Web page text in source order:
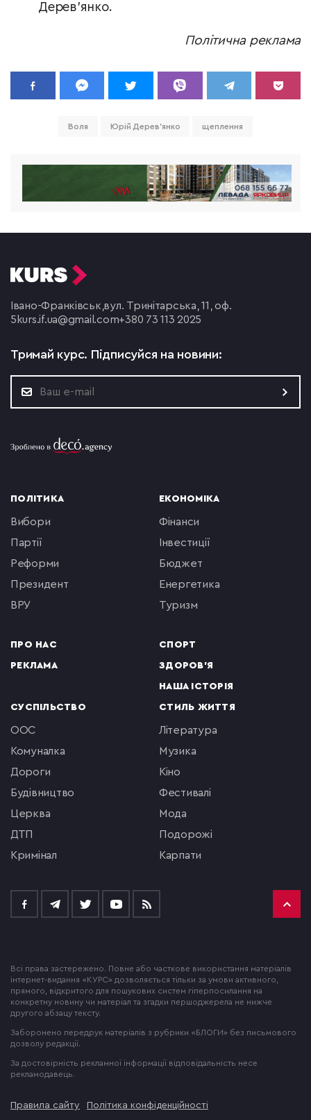
Дерев’янко.
Політична реклама
Воля Юрій Дерев'янко щеплення
Івано-Франківськ,вул. Тринітарська, 11, оф.
5 kurs.if.ua@gmail.com+380 73 113 2025
Тримай курс. Підписуйся на новини:
ПОЛІТИКА
вибори
партії
реформи
президент
ВРУ
ПРО НАС
РЕКЛАМА
ЕКОНОМІКА
фінанси
інвестиції
бюджет
енергетика
туризм
СПОРТ
ЗДОРОВ'Я
НАША ІСТОРІЯ
СУСПІЛЬСТВО
ООС
комуналка
Дороги
будівництво
церква
ДТП
кримінал
СТИЛЬ ЖИТТЯ
література
музика
кіно
фестивалі
мода
подорожі
Карпати
Всі права застережено. Повне або часткове використання матеріалів
інтернет-видання «КУРС» дозволяється тільки за умови активного,
прямого, відкритого для пошукових систем гіперпосилання на
конкретну новину чи матеріал та згадки першоджерела не нижче
другого абзацу тексту.
Заборонено передрук матеріалів з рубрики «БЛОГИ» без письмового
дозволу редакції.
За достовірність рекламної інформації відповідальність несе
рекламодавець.
Правила сайту Політика конфіденційності